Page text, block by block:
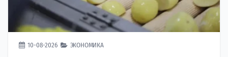
10-08-2026 ЭКОНОМИКА